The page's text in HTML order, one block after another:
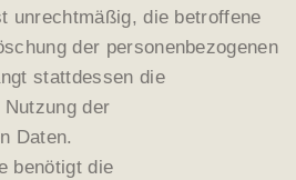
unrechtmäßig, die betroffene
der personenbezogenen
stattdessen die
Nutzung der
Daten.
benötigt die